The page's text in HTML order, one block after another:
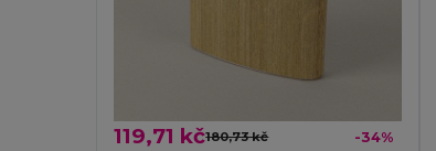
119,71 kč180,73 kč -34%